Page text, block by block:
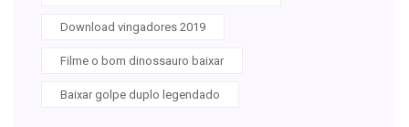
Download vingadores 2019
Filme o bom dinossauro baixar
Baixar golpe duplo legendado